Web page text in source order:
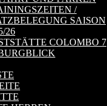
/
SAISON
26
COLOMBO 7